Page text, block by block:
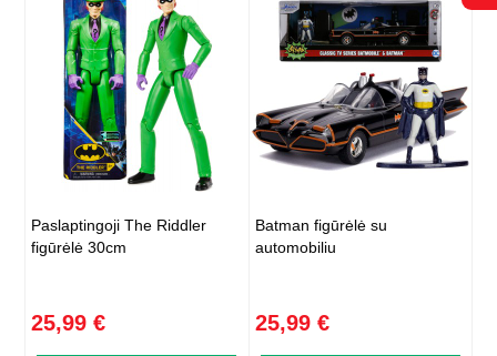
Paslaptingoji The Riddler
figūrėlė 30cm
25,99 €
Batman figūrėlė su
automobiliu
25,99 €